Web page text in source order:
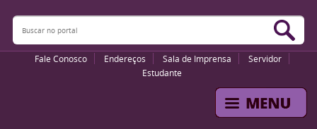
Buscar no portal
Fale Conosco Endereços Sala de Imprensa
Servidor
Estudante